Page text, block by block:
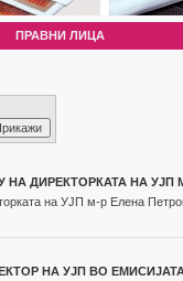
ПРАВНИ ЛИЦА
ДИРЕКТОРКАТА НА УЈП
на УЈП м-р Елена
НА УЈП ВО